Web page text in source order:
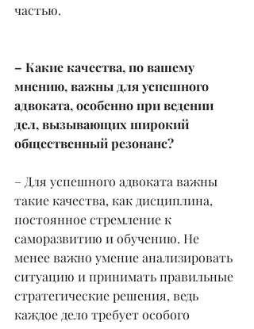
частью.
– Какие качества, по вашему
мнению, важны для успешного
адвоката, особенно при ведении
дел, вызывающих широкий
общественный резонанс?
– Для успешного адвоката важны
такие качества, как дисциплина,
постоянное стремление к
саморазвитию и обучению. Не
менее важно умение анализировать
ситуацию и принимать правильные
стратегические решения, ведь
каждое дело требует особого